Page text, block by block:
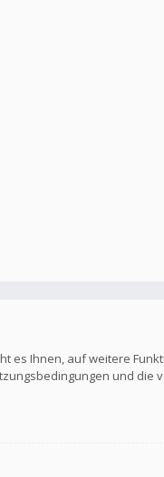
es Ihnen, auf weitere
und die